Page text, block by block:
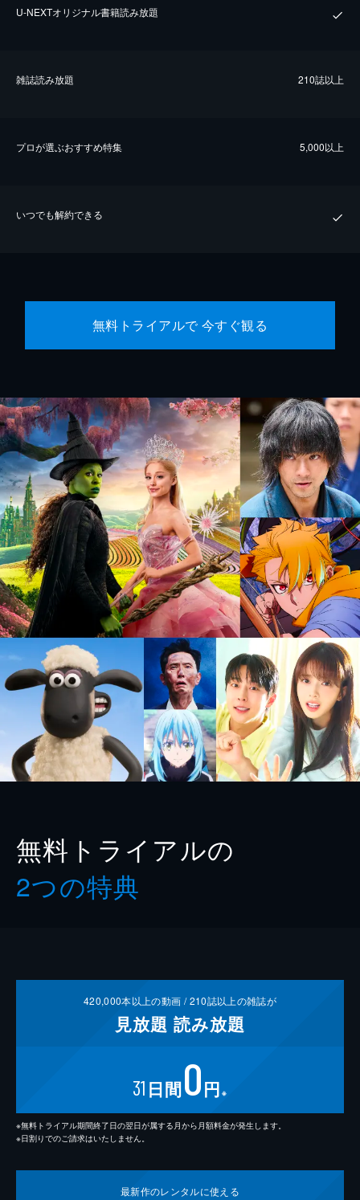
U-NEXTオリジナル書籍読み放題
雑誌読み放題 210誌以上
プロが選ぶおすすめ特集 5,000以上
いつでも解約できる
無料トライアルで 今すぐ観る
無料トライアルの
2つの特典
420,000本以上の動画 /210誌以上の雑誌が
見放題 読み放題
31 日間0円 ※
※無料トライアル期間終了日の翌日が属する月から月額料金が発生します。
※日割りでのご請求はいたしません。
最新作のレンタルに使える